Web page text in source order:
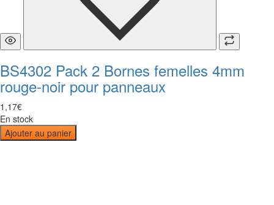
BS4302 Pack 2 Bornes femelles 4mm
rouge-noir pour panneaux
1 ,17€
En stock
Ajouter au panier